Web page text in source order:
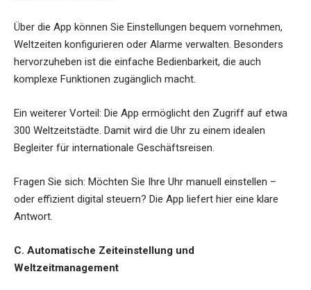
Über die App können Sie Einstellungen bequem vornehmen,
Weltzeiten konfigurieren oder Alarme verwalten. Besonders
hervorzuheben ist die einfache Bedienbarkeit, die auch
komplexe Funktionen zugänglich macht.
Ein weiterer Vorteil: Die App ermöglicht den Zugriff auf etwa
300 Weltzeitstädte. Damit wird die Uhr zu einem idealen
Begleiter für internationale Geschäftsreisen.
Fragen Sie sich: Möchten Sie Ihre Uhr manuell einstellen –
oder effizient digital steuern? Die App liefert hier eine klare
Antwort.
C. Automatische Zeiteinstellung und
Weltzeitmanagement